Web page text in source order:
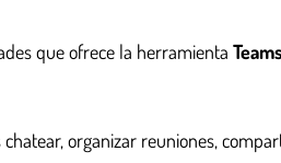
que ofrece la herramienta
organizar reuniones,